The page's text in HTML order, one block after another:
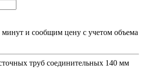
и сообщим цену с учетом объема
труб соединительных 140 мм